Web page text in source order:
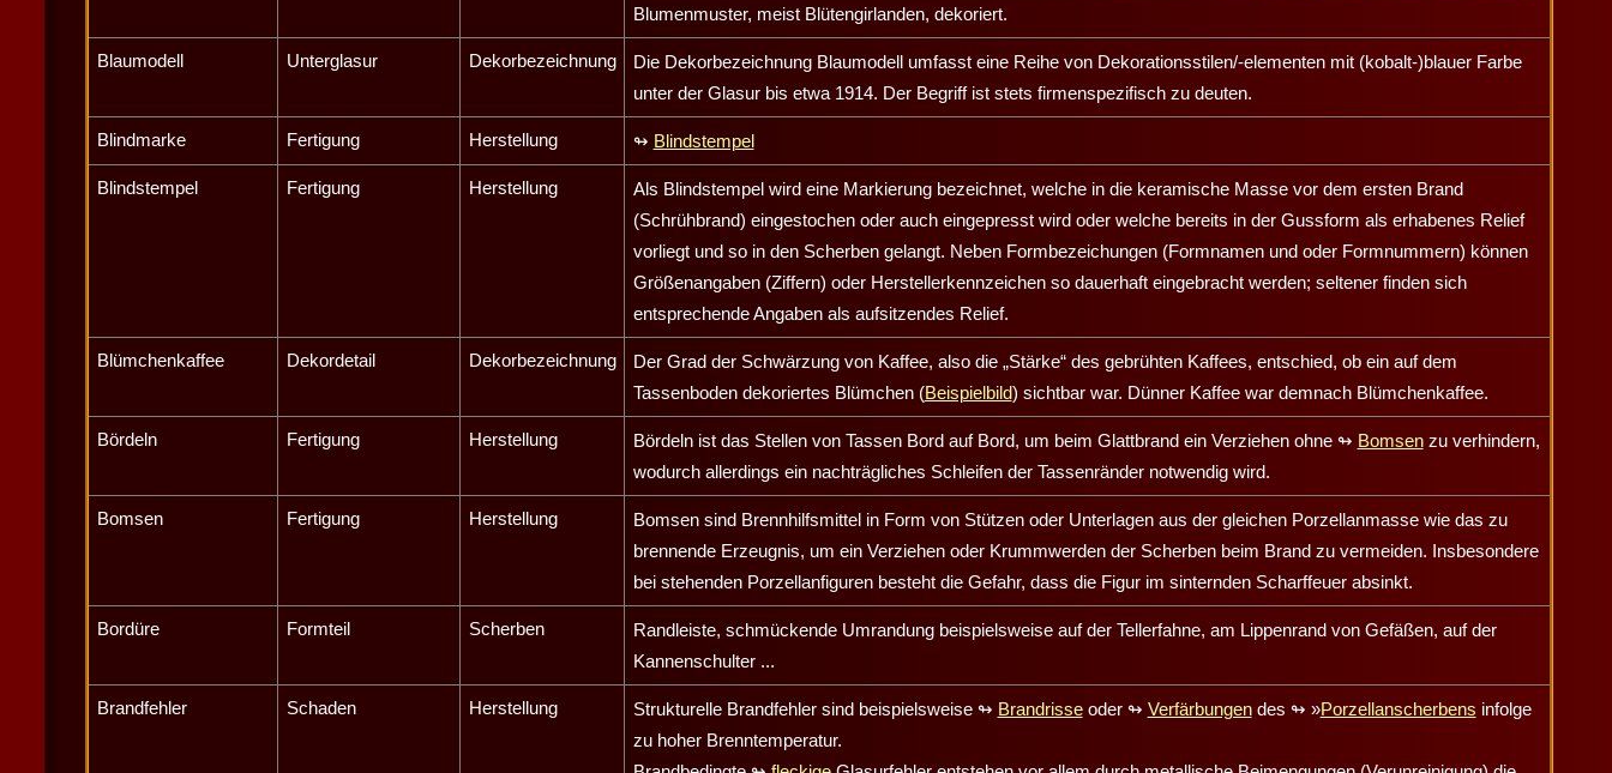
Blumenmuster, meist Blütengirlanden, dekoriert.
Blaumodell Unterglasur Dekorbezeichnung
Die Dekorbezeichnung Blaumodell umfasst eine Reihe von Dekorationsstilen/-elementen mit (kobalt-)blauer Farbe
unter der Glasur bis etwa 1914. Der Begriff ist stets firmenspezifisch zu deuten.
Blindmarke Fertigung Herstellung ↬ Blindstempel
Blindstempel Fertigung Herstellung
Als Blindstempel wird eine Markierung bezeichnet, welche in die keramische Masse vor dem ersten Brand
(Schrühbrand) eingestochen oder auch eingepresst wird oder welche bereits in der Gussform als erhabenes Relief
vorliegt und so in den Scherben gelangt. Neben Formbezeichungen (Formnamen und oder Formnummern) können
Größenangaben (Ziffern) oder Herstellerkennzeichen so dauerhaft eingebracht werden; seltener finden sich
entsprechende Angaben als aufsitzendes Relief.
Blümchenkaffee Dekordetail Dekorbezeichnung
Der Grad der Schwärzung von Kaffee, also die „Stärke“ des gebrühten Kaffees, entschied, ob ein auf dem
Tassenboden dekoriertes Blümchen (Beispielbild) sichtbar war. Dünner Kaffee war demnach Blümchenkaffee.
Bördeln Fertigung Herstellung Bördeln ist das Stellen von Tassen Bord auf Bord, um beim Glattbrand ein Verziehen ohne ↬ Bomsenzu verhindern,
wodurch allerdings ein nachträgliches Schleifen der Tassenränder notwendig wird.
Bomsen Fertigung Herstellung
Bomsen sind Brennhilfsmittel in Form von Stützen oder Unterlagen aus der gleichen Porzellanmasse wie das zu
brennende Erzeugnis, um ein Verziehen oder Krummwerden der Scherben beim Brand zu vermeiden. Insbesondere
bei stehenden Porzellanfiguren besteht die Gefahr, dass die Figur im sinternden Scharffeuer absinkt.
Bordüre Formteil Scherben
Randleiste, schmückende Umrandung beispielsweise auf der Tellerfahne, am Lippenrand von Gefäßen, auf der
Kannenschulter ...
Brandfehler Schaden Herstellung Strukturelle Brandfehler sind beispielsweise ↬ Brandrisseoder ↬ Verfärbungendes ↬ »Porzellanscherbens infolge
zu hoher Brenntemperatur.